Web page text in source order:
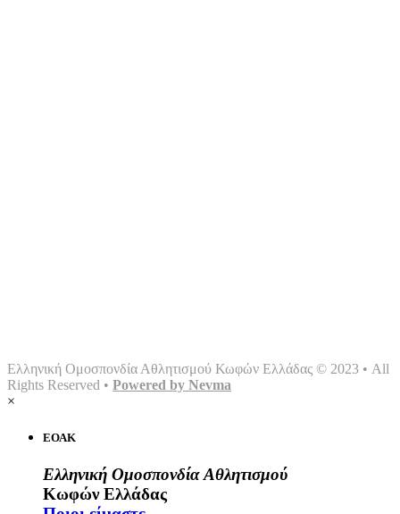
Ελληνική Ομοσπονδία Αθλητισμού Κωφών Ελλάδας © 2023 • All
Rights Reserved • Powered by Nevma
×
ΕΟΑΚ
Ελληνική Ομοσπονδία Αθλητισμού
Κωφών Ελλάδας